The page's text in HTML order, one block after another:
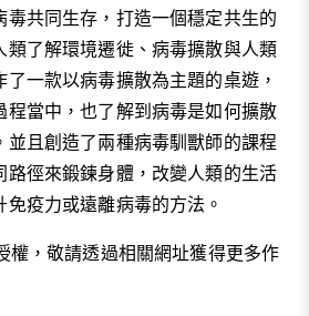
毒共同生存，打造一個穩定共生的
類了解環境遷徙、病毒擴散與人類
一款以病毒擴散為主題的桌遊，
程當中，也了解到病毒是如何擴散
並且創造了兩種病毒馴獸師的課程
路徑來鍛鍊身體，改變人類的生活
疫力或遠離病毒的方法。
權，敬請透過相關網址獲得更多作